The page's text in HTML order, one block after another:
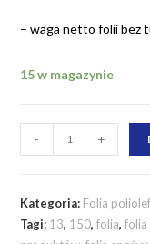
– waga netto folii bez
15 w magazynie
Folia
termokurczliwa
150
- +
Kategoria: Folia
Tagi: 13, 150,folia,folia